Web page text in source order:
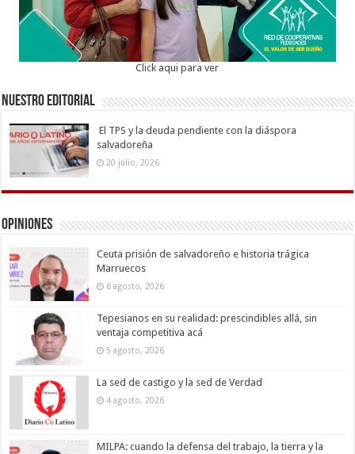
Click aqui para ver
Nuestro Editorial
El TPS y la deuda pendiente con la diáspora
salvadoreña
20 julio, 2026
Opiniones
Ceuta prisión de salvadoreño e historia trágica
Marruecos
6 agosto, 2026
Tepesianos en su realidad: prescindibles allá, sin
ventaja competitiva acá
5 agosto, 2026
La sed de castigo y la sed de Verdad
4 agosto, 2026
MILPA: cuando la defensa del trabajo, la tierra y la